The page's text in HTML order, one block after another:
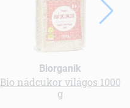
Biorganik
Bio nádcukor világos 1000
g